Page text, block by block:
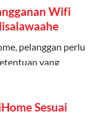
bisa langsung
penggunaan
Wifi
pelanggan perlu
yang
Sesuai